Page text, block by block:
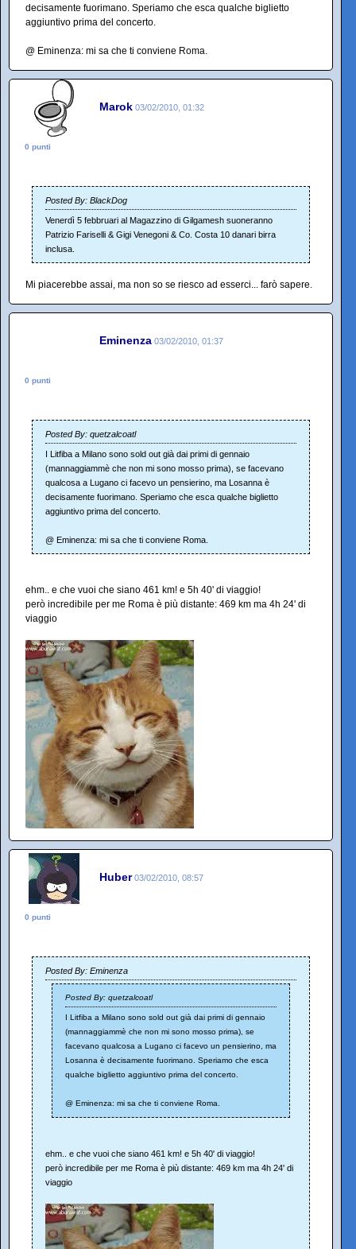
decisamente fuorimano. Speriamo che esca qualche biglietto
aggiuntivo prima del concerto.
@ Eminenza: mi sa che ti conviene Roma.
Marok 03/02/2010, 01:32
0 punti
Posted By: BlackDog
Venerdì 5 febbruari al Magazzino di Gilgamesh suoneranno
Patrizio Fariselli & Gigi Venegoni & Co. Costa 10 danari birra
inclusa.
Mi piacerebbe assai, ma non so se riesco ad esserci... farò sapere.
Eminenza 03/02/2010, 01:37
0 punti
Posted By: quetzalcoatl
I Litfiba a Milano sono sold out già dai primi di gennaio
(mannaggiammè che non mi sono mosso prima), se facevano
qualcosa a Lugano ci facevo un pensierino, ma Losanna è
decisamente fuorimano. Speriamo che esca qualche biglietto
aggiuntivo prima del concerto.
@ Eminenza: mi sa che ti conviene Roma.
ehm.. e che vuoi che siano 461 km! e 5h 40' di viaggio!
però incredibile per me Roma è più distante: 469 km ma 4h 24' di
viaggio
Huber 03/02/2010, 08:57
0 punti
Posted By: Eminenza
Posted By: quetzalcoatl
I Litfiba a Milano sono sold out già dai primi di gennaio
(mannaggiammè che non mi sono mosso prima), se
facevano qualcosa a Lugano ci facevo un pensierino, ma
Losanna è decisamente fuorimano. Speriamo che esca
qualche biglietto aggiuntivo prima del concerto.
@ Eminenza: mi sa che ti conviene Roma.
ehm.. e che vuoi che siano 461 km! e 5h 40' di viaggio!
però incredibile per me Roma è più distante: 469 km ma 4h 24' di
viaggio